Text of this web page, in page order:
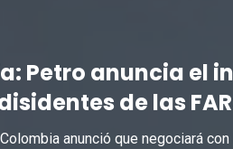
Petro anuncia el
de las
anunció que negociará